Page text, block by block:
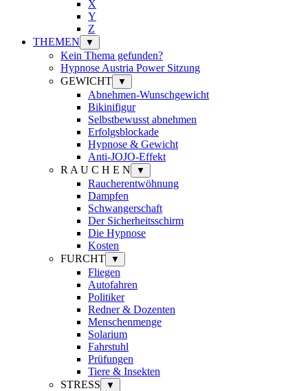
X
Y
Z
THEMEN
▼
Kein Thema gefunden?
Hypnose Austria Power Sitzung
GEWICHT
▼
Abnehmen-Wunschgewicht
Bikinifigur
Selbstbewusst abnehmen
Erfolgsblockade
Hypnose & Gewicht
Anti-JOJO-Effekt
R A U C H E N
▼
Raucherentwöhnung
Dampfen
Schwangerschaft
Der Sicherheitsschirm
Die Hypnose
Kosten
FURCHT
▼
Fliegen
Autofahren
Politiker
Redner & Dozenten
Menschenmenge
Solarium
Fahrstuhl
Prüfungen
Tiere & Insekten
STRESS
▼